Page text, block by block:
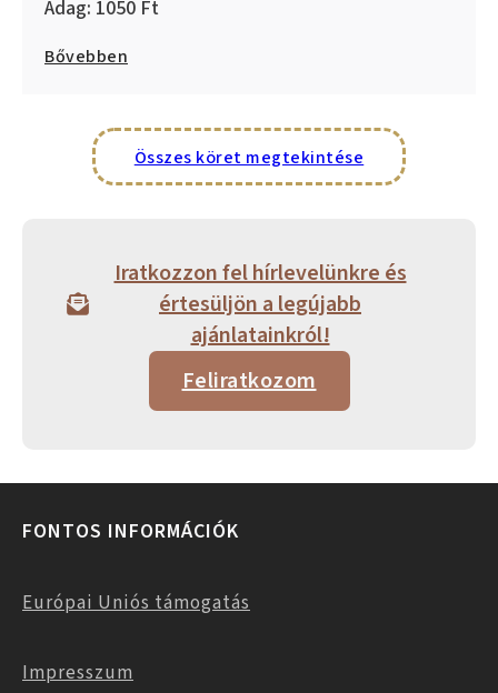
1050
Bővebben
Összes köret megtekintése
Iratkozzon fel hírlevelünkre és
értesüljön a legújabb
ajánlatainkról!
Feliratkozom
FONTOS INFORMÁCIÓK
Európai Uniós támogatás
Impresszum